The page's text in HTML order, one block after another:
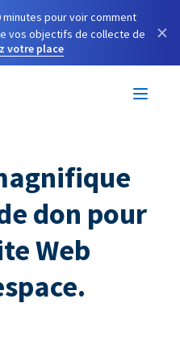
minutes pour voir comment
vos objectifs de collecte de
votre place
×
don pour
Web